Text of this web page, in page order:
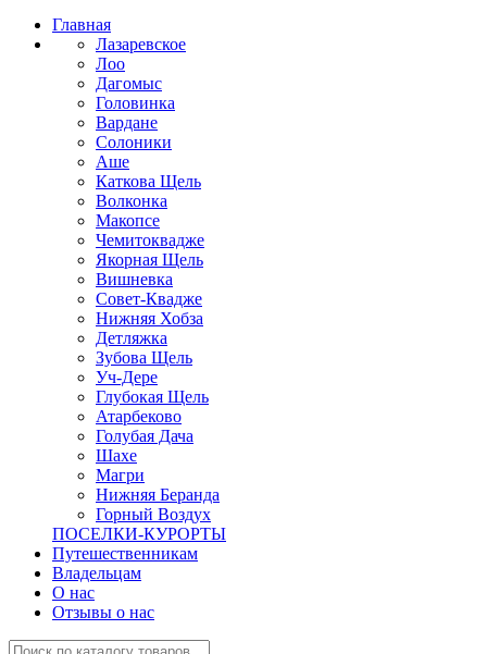
Главная
Лазаревское
Лоо
Дагомыс
Головинка
Вардане
Солоники
Аше
Каткова Щель
Волконка
Макопсе
Чемитоквадже
Якорная Щель
Вишневка
Совет-Квадже
Нижняя Хобза
Детляжка
Зубова Щель
Уч-Дере
Глубокая Щель
Атарбеково
Голубая Дача
Шахе
Магри
Нижняя Беранда
Горный Воздух
ПОСЕЛКИ-КУРОРТЫ
Путешественникам
Владельцам
О нас
Отзывы о нас